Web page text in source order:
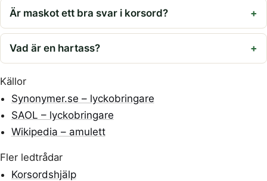
Är maskot ett bra svar i korsord?
Vad är en hartass?
Källor
Synonymer.se – lyckobringare
SAOL – lyckobringare
Wikipedia – amulett
Fler ledtrådar
Korsordshjälp